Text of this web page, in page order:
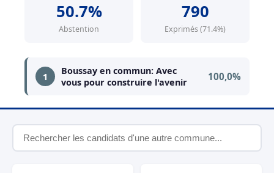
50.7%
Abstention
790
Exprimés (71.4%)
1
Boussay en commun: Avec
vous pour construire l'avenir
100,0%